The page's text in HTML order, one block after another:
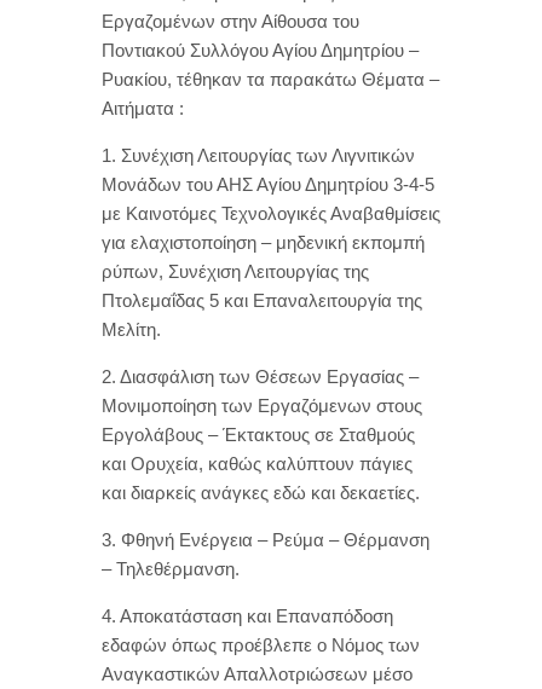
Εργαζομένων στην Αίθουσα του
Ποντιακού Συλλόγου Αγίου Δημητρίου –
Ρυακίου, τέθηκαν τα παρακάτω Θέματα –
Αιτήματα :
1. Συνέχιση Λειτουργίας των Λιγνιτικών
Μονάδων του ΑΗΣ Αγίου Δημητρίου 3-4-5
με Καινοτόμες Τεχνολογικές Αναβαθμίσεις
για ελαχιστοποίηση – μηδενική εκπομπή
ρύπων, Συνέχιση Λειτουργίας της
Πτολεμαΐδας 5 και Επαναλειτουργία της
Μελίτη.
2. Διασφάλιση των Θέσεων Εργασίας –
Μονιμοποίηση των Εργαζόμενων στους
Εργολάβους – Έκτακτους σε Σταθμούς
και Ορυχεία, καθώς καλύπτουν πάγιες
και διαρκείς ανάγκες εδώ και δεκαετίες.
3. Φθηνή Ενέργεια – Ρεύμα – Θέρμανση
– Τηλεθέρμανση.
4. Αποκατάσταση και Επαναπόδοση
εδαφών όπως προέβλεπε ο Νόμος των
Αναγκαστικών Απαλλοτριώσεων μέσο